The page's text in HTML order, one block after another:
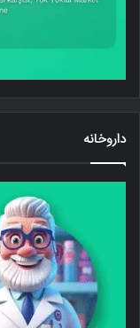
داروخانه